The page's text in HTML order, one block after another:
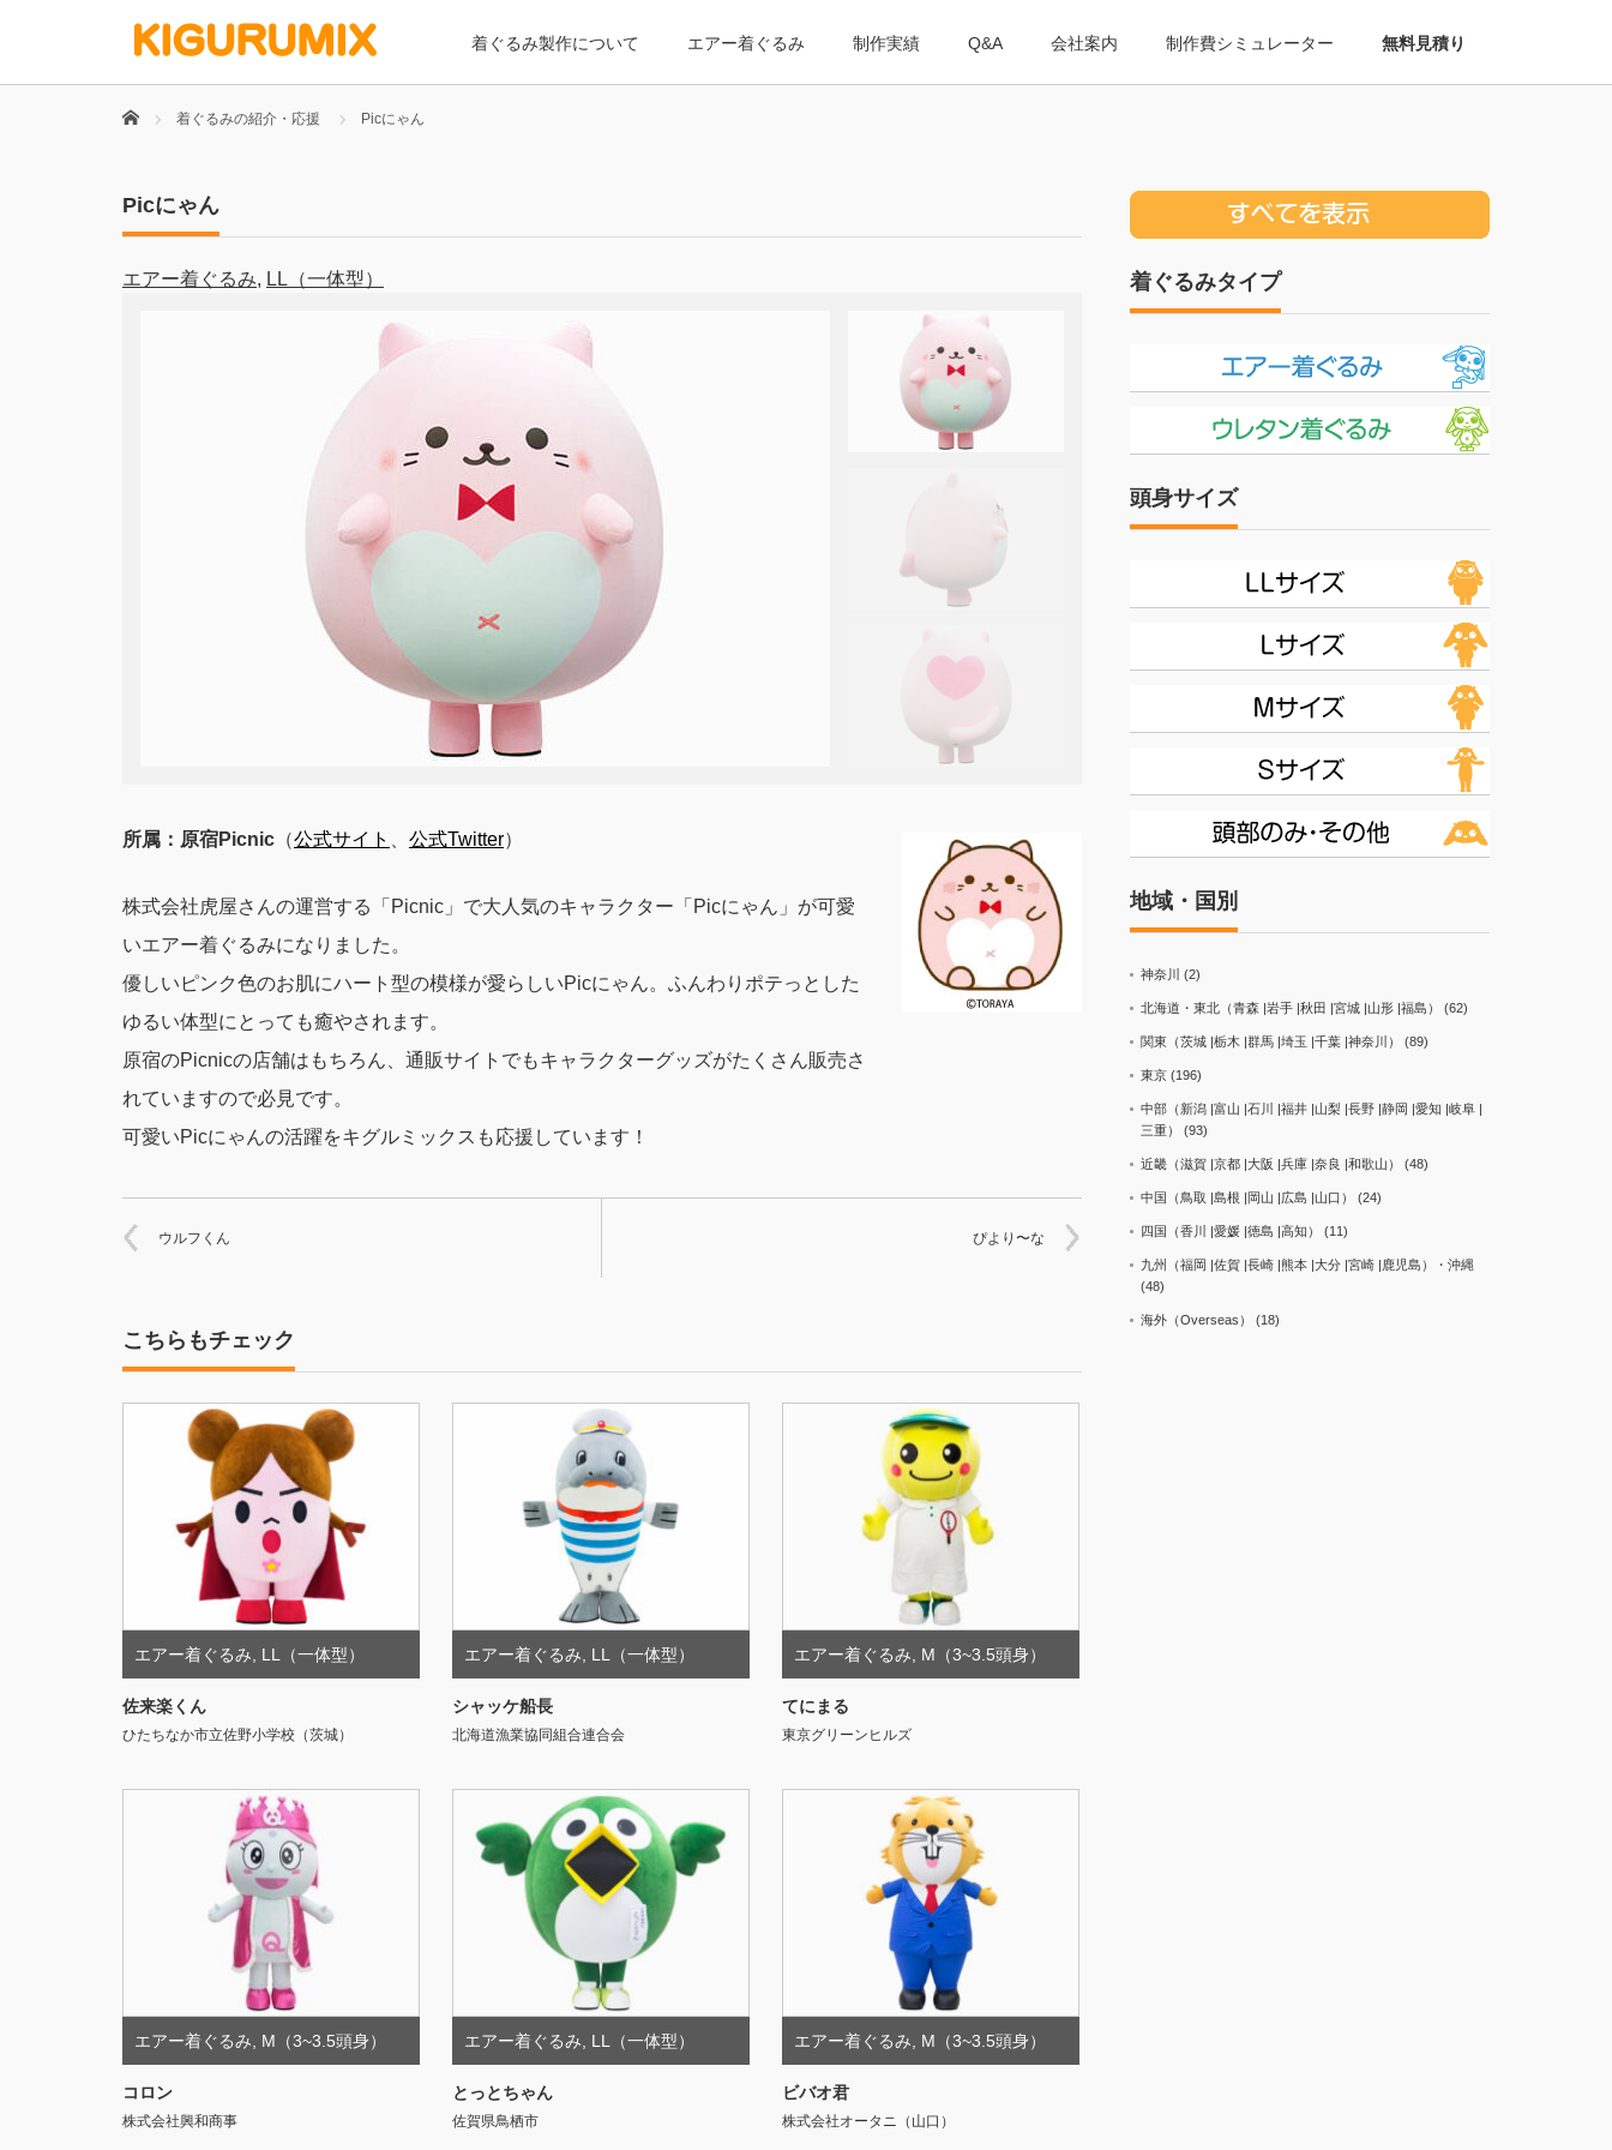
着ぐるみ製作について エアー着ぐるみ 制作実績 Q&A 会社案内 制作費シミュレーター 無料見積り
Home 着ぐるみの紹介・応援 Picにゃん
Picにゃん
エアー着ぐるみ, LL（一体型）
所属：原宿Picnic （公式サイト 公式Twitter）
株式会社虎屋さんの運営する「Picnic」で大人気のキャラクター「Picにゃん」が可愛
いエアー着ぐるみになりました。
優しいピンク色のお肌にハート型の模様が愛らしいPicにゃん。ふんわりポテっとした
ゆるい体型にとっても癒やされます。
原宿のPicnicの店舗はもちろん、通販サイトでもキャラクターグッズがたくさん販売さ
れていますので必見です。
可愛いPicにゃんの活躍をキグルミックスも応援しています！
ウルフくん ぴより〜な
こちらもチェック
エアー着ぐるみ LL（一体型）
佐来楽くん
ひたちなか市立佐野小学校（茨城）
エアー着ぐるみ LL（一体型）
シャッケ船長
北海道漁業協同組合連合会
エアー着ぐるみ M（3~3.5頭身）
てにまる
東京グリーンヒルズ
エアー着ぐるみ M（3~3.5頭身）
コロン
株式会社興和商事
エアー着ぐるみ LL（一体型）
とっとちゃん
佐賀県鳥栖市
エアー着ぐるみ M（3~3.5頭身）
ビバオ君
株式会社オータニ（山口）
着ぐるみタイプ
頭身サイズ
地域・国別
神奈川 (2)
北海道・東北（青森 |岩手 |秋田 |宮城 |山形 |福島） (62)
関東（茨城 |栃木 |群馬 |埼玉 |千葉 |神奈川） (89)
東京 (196)
中部（新潟 |富山 |石川 |福井 |山梨 |長野 |静岡 |愛知 |岐阜 |
三重）
(93)
近畿（滋賀 |京都 |大阪 |兵庫 |奈良 |和歌山） (48)
中国（鳥取 |島根 |岡山 |広島 |山口） (24)
四国（香川 |愛媛 |徳島 |高知） (11)
九州（福岡 |佐賀 |長崎 |熊本 |大分 |宮崎 |鹿児島）・沖縄
(48)
海外（Overseas） (18)